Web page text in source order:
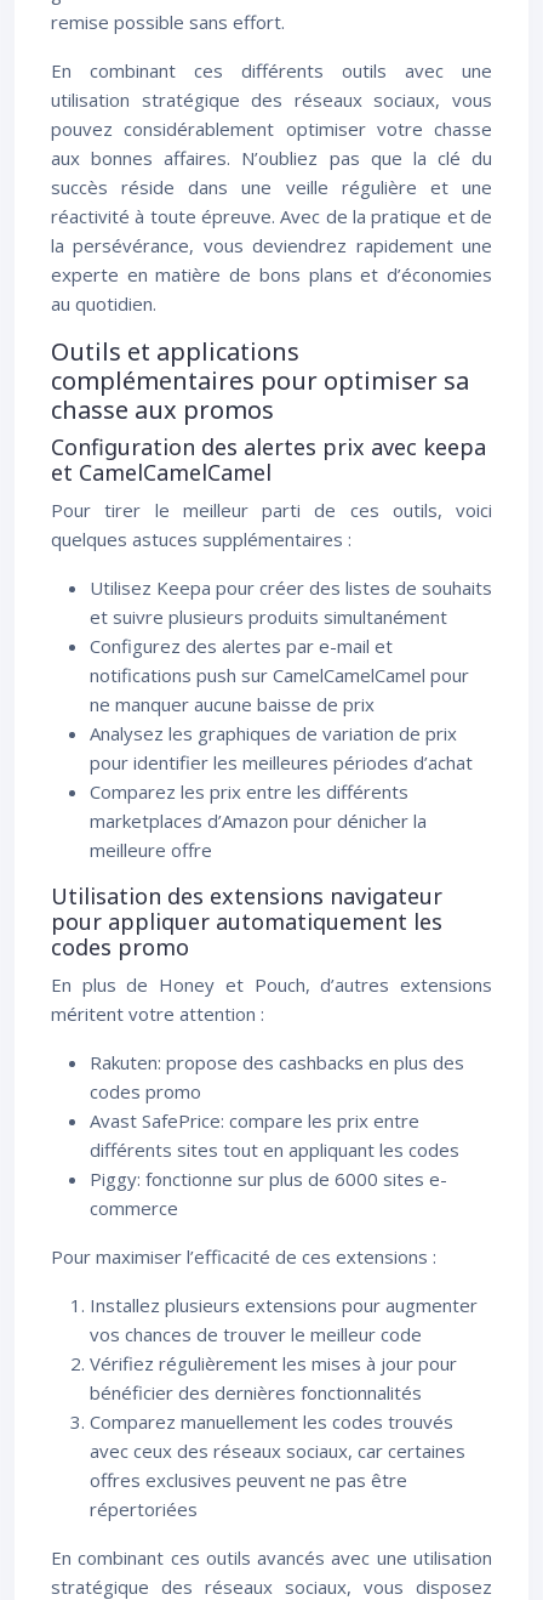
remise possible sans effort.
En combinant ces différents outils avec une
utilisation stratégique des réseaux sociaux, vous
pouvez considérablement optimiser votre chasse
aux bonnes affaires. N’oubliez pas que la clé du
succès réside dans une veille régulière et une
réactivité à toute épreuve. Avec de la pratique et de
la persévérance, vous deviendrez rapidement une
experte en matière de bons plans et d’économies
au quotidien.
Outils et applications
complémentaires pour optimiser sa
chasse aux promos
Configuration des alertes prix avec keepa
et CamelCamelCamel
Pour tirer le meilleur parti de ces outils, voici
quelques astuces supplémentaires :
Utilisez Keepa pour créer des listes de souhaits
et suivre plusieurs produits simultanément
Configurez des alertes par e-mail et
notifications push sur CamelCamelCamel pour
ne manquer aucune baisse de prix
Analysez les graphiques de variation de prix
pour identifier les meilleures périodes d’achat
Comparez les prix entre les différents
marketplaces d’Amazon pour dénicher la
meilleure offre
Utilisation des extensions navigateur
pour appliquer automatiquement les
codes promo
En plus de Honey et Pouch, d’autres extensions
méritent votre attention :
Rakuten: propose des cashbacks en plus des
codes promo
Avast SafePrice: compare les prix entre
différents sites tout en appliquant les codes
Piggy: fonctionne sur plus de 6000 sites e-
commerce
Pour maximiser l’efficacité de ces extensions :
Installez plusieurs extensions pour augmenter
vos chances de trouver le meilleur code
Vérifiez régulièrement les mises à jour pour
bénéficier des dernières fonctionnalités
Comparez manuellement les codes trouvés
avec ceux des réseaux sociaux, car certaines
offres exclusives peuvent ne pas être
répertoriées
En combinant ces outils avancés avec une utilisation
stratégique des réseaux sociaux, vous disposez